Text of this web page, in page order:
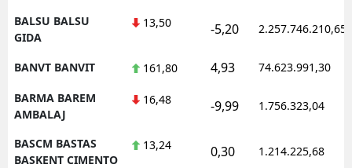
BALSU BALSU
GIDA
13,50 -5,20 2.257.746.210,65
BANVT BANVIT 161,80 4,93 74.623.991,30
BARMA BAREM
AMBALAJ
16,48 -9,99 1.756.323,04
BASCM BASTAS
BASKENT CIMENTO
13,24 0,30 1.214.225,68